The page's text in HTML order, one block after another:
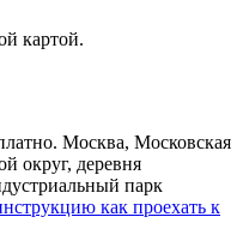
картой.
Москва, Московская
округ, деревня
парк
как проехать к